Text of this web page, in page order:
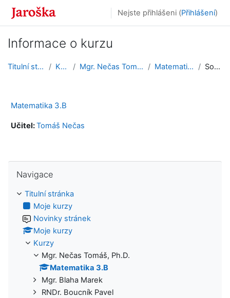
Přejít k hlavnímu obsahu
Nejste přihlášeni (Přihlášení)
Informace o kurzu
Titulní stránka Kurzy Mgr. Nečas Tomáš, Ph.D. Matematika 3.B Souhrn
Matematika 3.B
Učitel:Tomáš Nečas
Navigace
Titulní stránka
Moje kurzy
Novinky stránek
Moje kurzy
Kurzy
Mgr. Nečas Tomáš, Ph.D.
Matematika 3.B
Mgr. Blaha Marek
RNDr. Boucník Pavel